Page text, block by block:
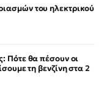
του ηλεκτρικού
Πότε θα πέσουν οι
τη βενζίνη στα 2